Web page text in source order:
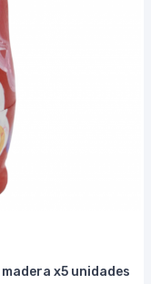
x5 unidades